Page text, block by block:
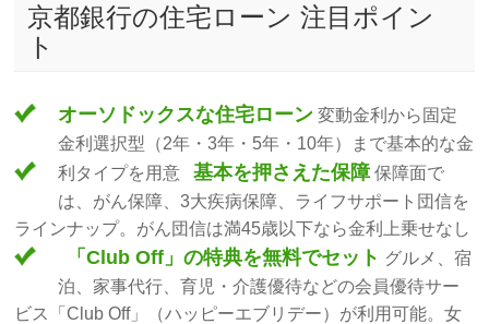
京都銀行の住宅ローン 注目ポイン
ト
オーソドックスな住宅ローン 変動金利から固定
金利選択型（2年・3年・5年・10年）まで基本的な金
利タイプを用意基本を押さえた保障保障面で
は、がん保障、3大疾病保障、ライフサポート団信を
ラインナップ。がん団信は満45歳以下なら金利上乗せなし
「Club Off」の特典を無料でセット グルメ、宿
泊、家事代行、育児・介護優待などの会員優待サー
ビス「Club Off」（ハッピーエブリデー）が利用可能。女